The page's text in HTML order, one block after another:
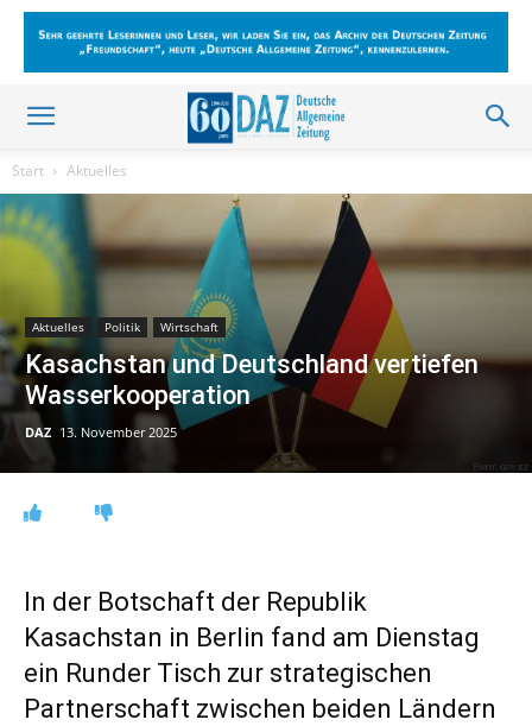
Start Aktuelles
Aktuelles Politik Wirtschaft
Kasachstan und Deutschland vertiefen
Wasserkooperation
DAZ 13. November 2025
In der Botschaft der Republik
Kasachstan in Berlin fand am Dienstag
ein Runder Tisch zur strategischen
Partnerschaft zwischen beiden Ländern